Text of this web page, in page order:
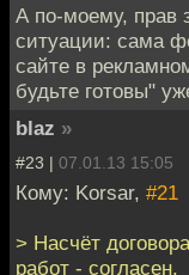
А по-моему, прав
ситуации: сама
сайте в
будьте готовы"
blaz »
#23 | 07.01.13 15:05
Кому: Korsar, #21
> Насчёт
работ - согласен.